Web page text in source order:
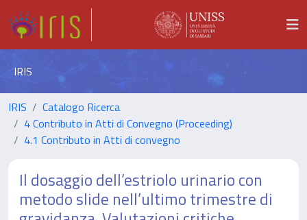
IRIS
IRIS
Catalogo Ricerca
4 Contributo in Atti di Convegno (Proceeding)
4.1 Contributo in Atti di convegno
Il dosaggio dell’estriolo urinario con
metodo slide nell’ultimo trimestre di